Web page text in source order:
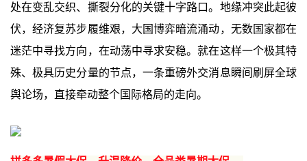
处在变乱交织、撕裂分化的关键十字路口。地缘冲突此起彼
伏，经济复苏步履维艰，大国博弈暗流涌动，无数国家都在
迷茫中寻找方向，在动荡中寻求安稳。就在这样一个极其特
殊、极具历史分量的节点，一条重磅外交消息瞬间刷屏全球
舆论场，直接牵动整个国际格局的走向。